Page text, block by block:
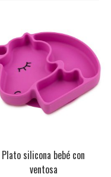
Plato silicona bebé con
ventosa